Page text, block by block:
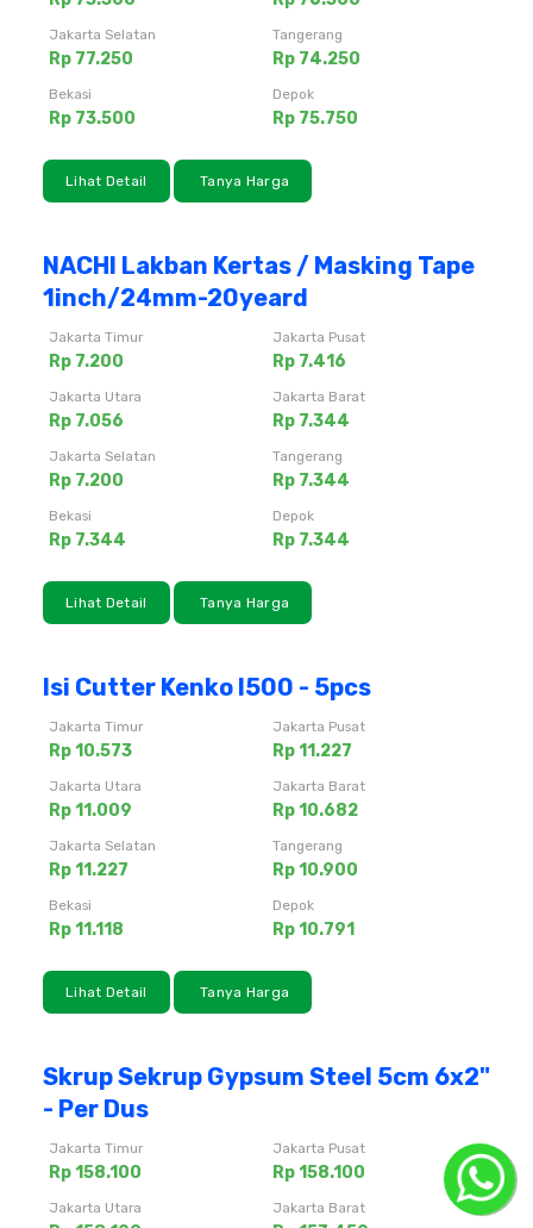
Jakarta Selatan
Rp 77.250
Tangerang
Rp 74.250
Bekasi
Rp 73.500
Depok
Rp 75.750
Lihat Detail Tanya Harga
NACHI Lakban Kertas / Masking Tape
1inch/24mm-20yeard
Jakarta Timur
Rp 7.200
Jakarta Pusat
Rp 7.416
Jakarta Utara
Rp 7.056
Jakarta Barat
Rp 7.344
Jakarta Selatan
Rp 7.200
Tangerang
Rp 7.344
Bekasi
Rp 7.344
Depok
Rp 7.344
Lihat Detail Tanya Harga
Isi Cutter Kenko l500 - 5pcs
Jakarta Timur
Rp 10.573
Jakarta Pusat
Rp 11.227
Jakarta Utara
Rp 11.009
Jakarta Barat
Rp 10.682
Jakarta Selatan
Rp 11.227
Tangerang
Rp 10.900
Bekasi
Rp 11.118
Depok
Rp 10.791
Lihat Detail Tanya Harga
Skrup Sekrup Gypsum Steel 5cm 6x2"
- Per Dus
Jakarta Timur
Rp 158.100
Jakarta Pusat
Rp 158.100
Jakarta Utara Jakarta Barat